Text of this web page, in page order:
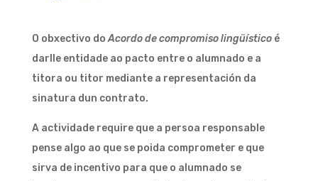
O obxectivo doAcordo de compromiso lingüísticoé
darlle entidade ao pacto entre o alumnado e a
titora ou titor mediante a representación da
sinatura dun contrato.
A actividade require que a persoa responsable
pense algo ao que se poida comprometer e que
sirva de incentivo para que o alumnado se